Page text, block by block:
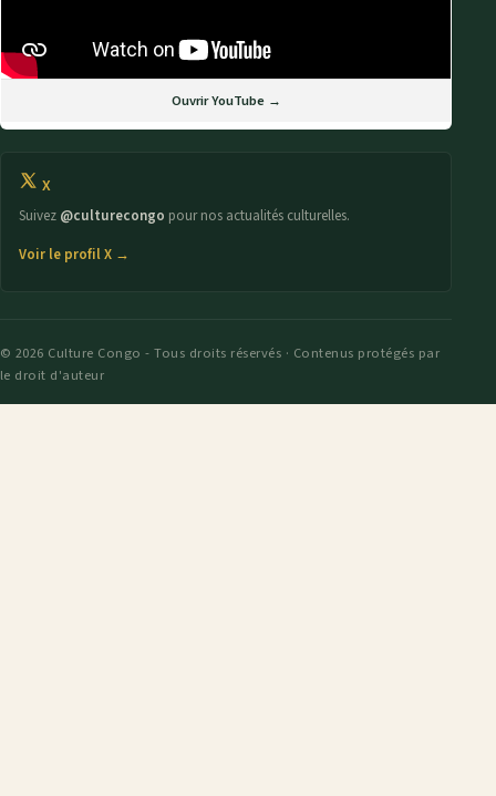
Ouvrir YouTube →
X
Suivez @culturecongo pour nos actualités culturelles.
Voir le profil X →
© 2026 Culture Congo - Tous droits réservés · Contenus protégés par
le droit d'auteur